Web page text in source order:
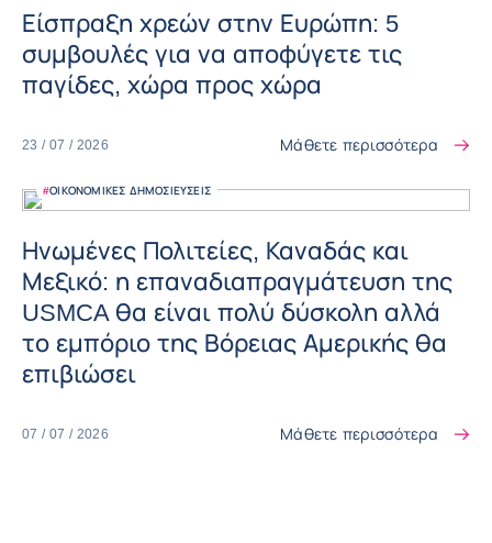
Είσπραξη χρεών στην Ευρώπη: 5
συμβουλές για να αποφύγετε τις
παγίδες, χώρα προς χώρα
23 / 07 / 2026 Μάθετε περισσότερα
#ΟΙΚΟΝΟΜΙΚΈΣ ΔΗΜΟΣΙΕΎΣΕΙΣ
Ηνωμένες Πολιτείες, Καναδάς και
Μεξικό: η επαναδιαπραγμάτευση της
USMCA θα είναι πολύ δύσκολη αλλά
το εμπόριο της Βόρειας Αμερικής θα
επιβιώσει
07 / 07 / 2026 Μάθετε περισσότερα